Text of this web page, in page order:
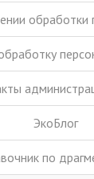
обработки
ЭкоБлог
по